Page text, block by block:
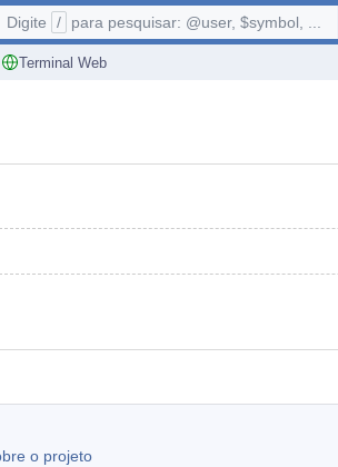
Terminal Web
Digite / para pesquisar: @user, $symbol, ...
o projeto